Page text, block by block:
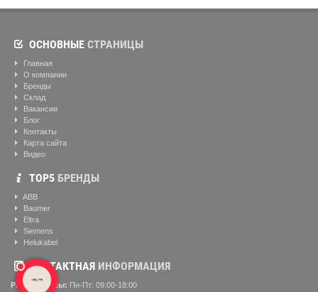
ОСНОВНЫЕ СТРАНИЦЫ
Главная
О компании
Бренды
Склад
Вакансии
Блог
Контакты
Карта сайта
Видео
ТОР5 БРЕНДЫ
ABB
Baumer
Eltra
Siemens
Helukabel
КОНТАКТНАЯ ИНФОРМАЦИЯ
Рабочие часы: Пн-Пт: 09:00-18:00